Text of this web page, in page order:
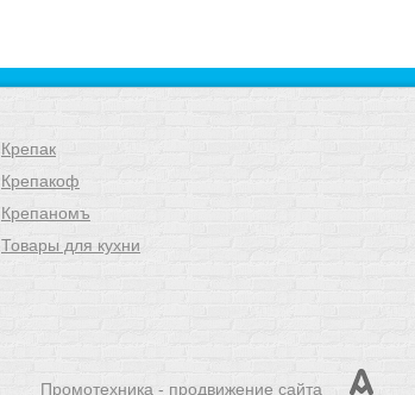
Крепак
Крепакоф
Крепаномъ
Товары для кухни
Промотехника - продвижение сайта